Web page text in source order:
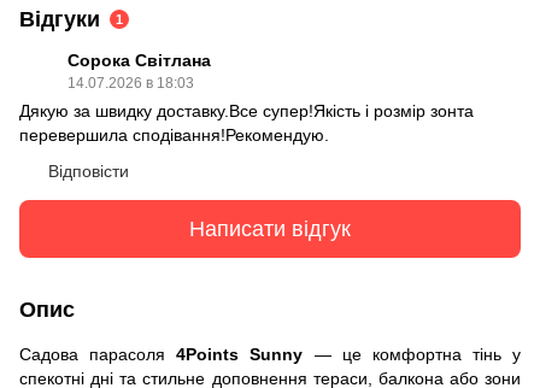
Відгуки 1
Сорока Світлана
14.07.2026 в 18:03
Дякую за швидку доставку.Все супер!Якість і розмір зонта
перевершила сподівання!Рекомендую.
Відповісти
Написати відгук
Опис
Садова парасоля4Points Sunny — це комфортна тінь у
спекотні дні та стильне доповнення тераси, балкона або зони